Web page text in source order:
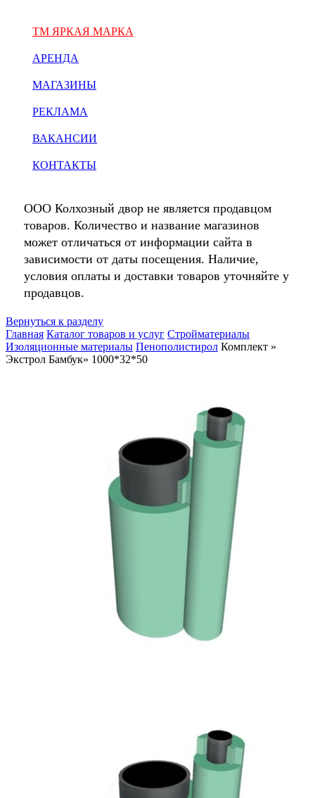
ТМ ЯРКАЯ МАРКА
АРЕНДА
МАГАЗИНЫ
РЕКЛАМА
ВАКАНСИИ
КОНТАКТЫ
ООО Колхозный двор не является продавцом
товаров. Количество и название магазинов
может отличаться от информации сайта в
зависимости от даты посещения. Наличие,
условия оплаты и доставки товаров уточняйте у
продавцов.
Вернуться к разделу
Главная Каталог товаров и услуг Стройматериалы
Изоляционные материалы Пенополистирол Комплект »
Экстрол Бамбук» 1000*32*50